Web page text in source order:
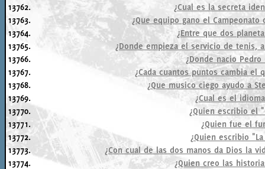
13762.
¿Cual es la secreta
13763.
¿Que equipo gano el
13764.
¿Entre que dos
13765.
¿Donde empieza el servicio de tenis,
13766.
¿Donde nacio Pedro
13767.
¿Cada cuantos puntos cambia el
13768.
¿Que musico ciego ayudo a
13769.
¿Cual es el
13770.
¿Quien escribio el
13771.
¿Quien fue el
13772.
¿Quien escribio
13773.
¿Con cual de las dos manos da Dios la
13774.
¿Quien creo las